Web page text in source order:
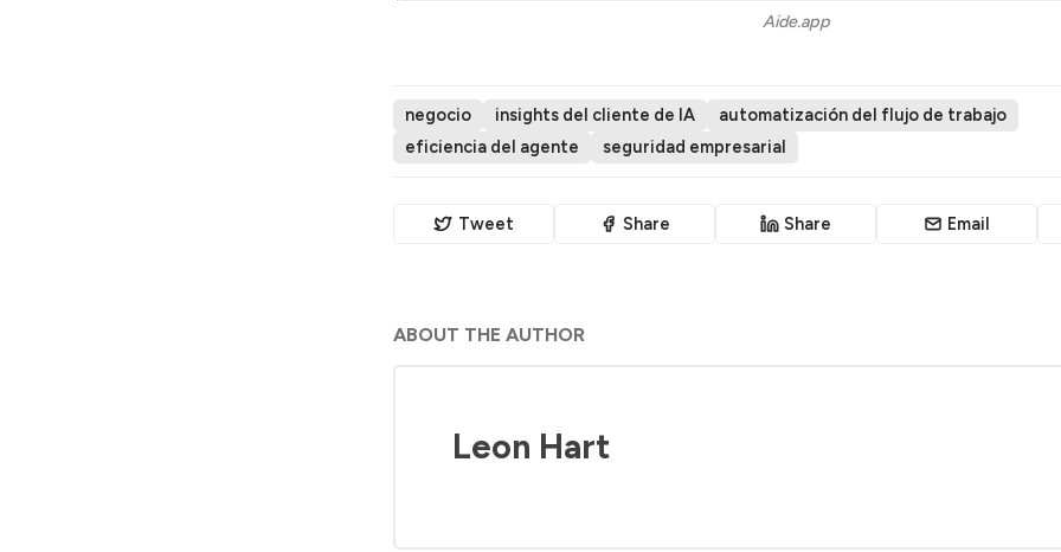
Aide.app
negocio insights del cliente de IA
automatización del flujo de trabajo
eficiencia del agente
seguridad empresarial
Tweet Share Share Email
ABOUT THE AUTHOR
Leon Hart